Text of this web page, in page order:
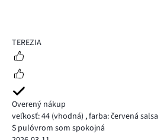
5
TEREZIA
Overený nákup
veľkosť: 44 (vhodná) ,farba: červená salsa
S pulóvrom som spokojná